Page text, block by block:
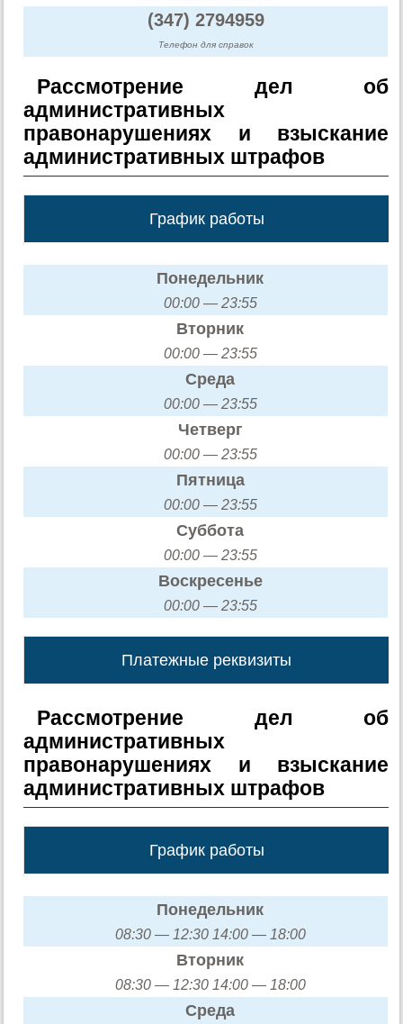
(347) 2794959
Телефон для справок
Рассмотрение дел об
административных
правонарушениях и взыскание
административных штрафов
График работы
Понедельник
00:00 — 23:55
Вторник
00:00 — 23:55
Среда
00:00 — 23:55
Четверг
00:00 — 23:55
Пятница
00:00 — 23:55
Суббота
00:00 — 23:55
Воскресенье
00:00 — 23:55
Платежные реквизиты
Рассмотрение дел об
административных
правонарушениях и взыскание
административных штрафов
График работы
Понедельник
08:30 — 12:30 14:00 — 18:00
Вторник
08:30 — 12:30 14:00 — 18:00
Среда